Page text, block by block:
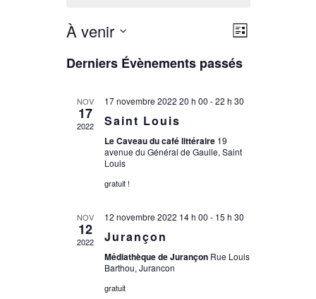
PAR
DE
ÉVÈNEMENT
Liste
À venir
une
Derniers Évènements passés
NOV
17
2022
17 novembre 2022 20 h 00 -22 h 30
Saint Louis
Le Caveau du café littéraire 19
avenue du Général de Gaulle, Saint
Louis
gratuit !
NOV
12
2022
12 novembre 2022 14 h 00 - 15 h 30
Jurançon
Médiathèque de Jurançon Rue Louis
Barthou, Jurancon
gratuit